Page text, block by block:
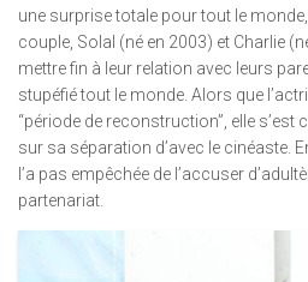
une surprise totale pour tout le
couple, Solal (né en 2003) et Charlie
mettre fin à leur relation avec leurs
stupéfié tout le monde. Alors que
“période de reconstruction”, elle s’est
sur sa séparation d’avec le cinéaste.
l’a pas empêchée de l’accuser
partenariat.